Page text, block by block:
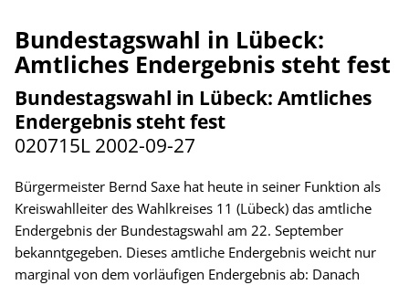
Bundestagswahl in Lübeck:
Amtliches Endergebnis steht fest
Bundestagswahl in Lübeck: Amtliches
Endergebnis steht fest
020715L 2002-09-27
Bürgermeister Bernd Saxe hat heute in seiner Funktion als
Kreiswahlleiter des Wahlkreises 11 (Lübeck) das amtliche
Endergebnis der Bundestagswahl am 22. September
bekanntgegeben. Dieses amtliche Endergebnis weicht nur
marginal von dem vorläufigen Endergebnis ab: Danach